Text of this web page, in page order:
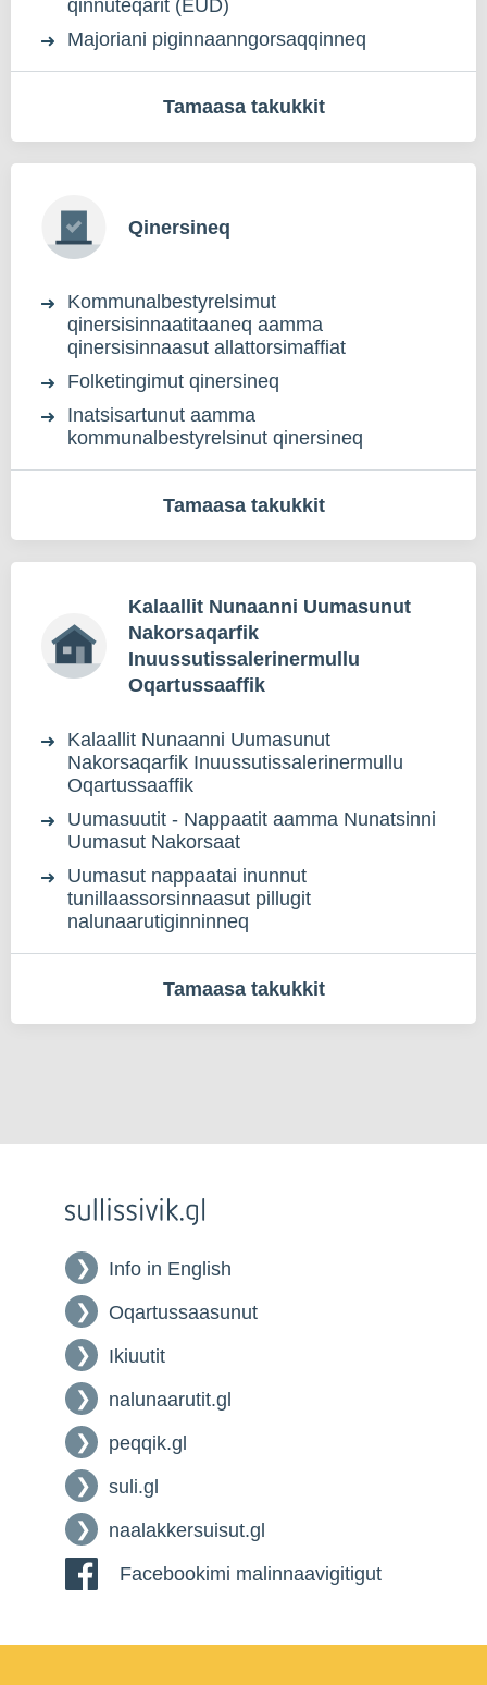
qinnuteqarit (EUD)
Majoriani piginnaanngorsaqqinneq
Tamaasa takukkit
Qinersineq
Kommunalbestyrelsimut
qinersisinnaatitaaneq aamma
qinersisinnaasut allattorsimaffiat
Folketingimut qinersineq
Inatsisartunut aamma
kommunalbestyrelsinut qinersineq
Tamaasa takukkit
Kalaallit Nunaanni Uumasunut
Nakorsaqarfik
Inuussutissalerinermullu
Oqartussaaffik
Kalaallit Nunaanni Uumasunut
Nakorsaqarfik Inuussutissalerinermullu
Oqartussaaffik
Uumasuutit - Nappaatit aamma Nunatsinni
Uumasut Nakorsaat
Uumasut nappaatai inunnut
tunillaassorsinnaasut pillugit
nalunaarutiginninneq
Tamaasa takukkit
Info in English
Oqartussaasunut
Ikiuutit
nalunaarutit.gl
peqqik.gl
suli.gl
naalakkersuisut.gl
Facebookimi malinnaavigitigut